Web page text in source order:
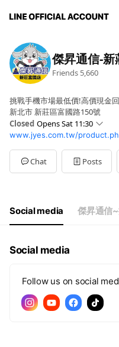
傑昇通信-新
Friends 5,660
挑戰手機市場最低價!高價現金
新北市 新莊區富國路150號
Closed Opens Sat 11:30
Sun11:30 - 21:30
Mon12:00 - 21:30
Tue12:00 - 21:30
Wed12:00 - 21:30
11:30 - 21:30
門市全年無休，誠摯為您服務
www.jyes.com.tw/
Chat Posts
Social media 傑昇通信
Social media
Follow us on social